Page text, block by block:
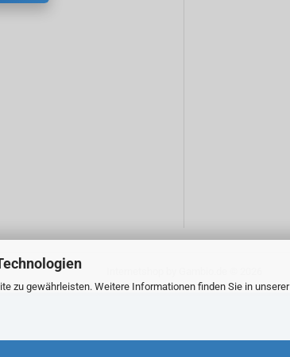
zu gewährleisten. Weitere Informationen finden Sie in unserer